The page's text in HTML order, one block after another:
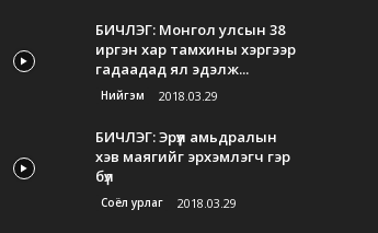
БИЧЛЭГ: Монгол улсын 38
иргэн хар тамхины хэргээр
гадаадад ял эдэлж...
Нийгэм 2018.03.29
БИЧЛЭГ: Эрүүл амьдралын
хэв маягийг эрхэмлэгч гэр
бүл
Соёл урлаг 2018.03.29